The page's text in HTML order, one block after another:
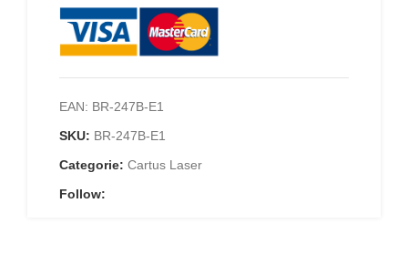
EAN: BR-247B-E1
SKU: BR-247B-E1
Categorie: Cartus Laser
Follow: